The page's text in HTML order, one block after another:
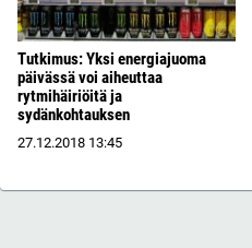
Tutkimus: Yksi energiajuoma
päivässä voi aiheuttaa
rytmihäiriöitä ja
sydänkohtauksen
27.12.2018 13:45